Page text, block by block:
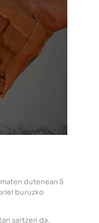
dutenean 5
buruzko
sartzen da.